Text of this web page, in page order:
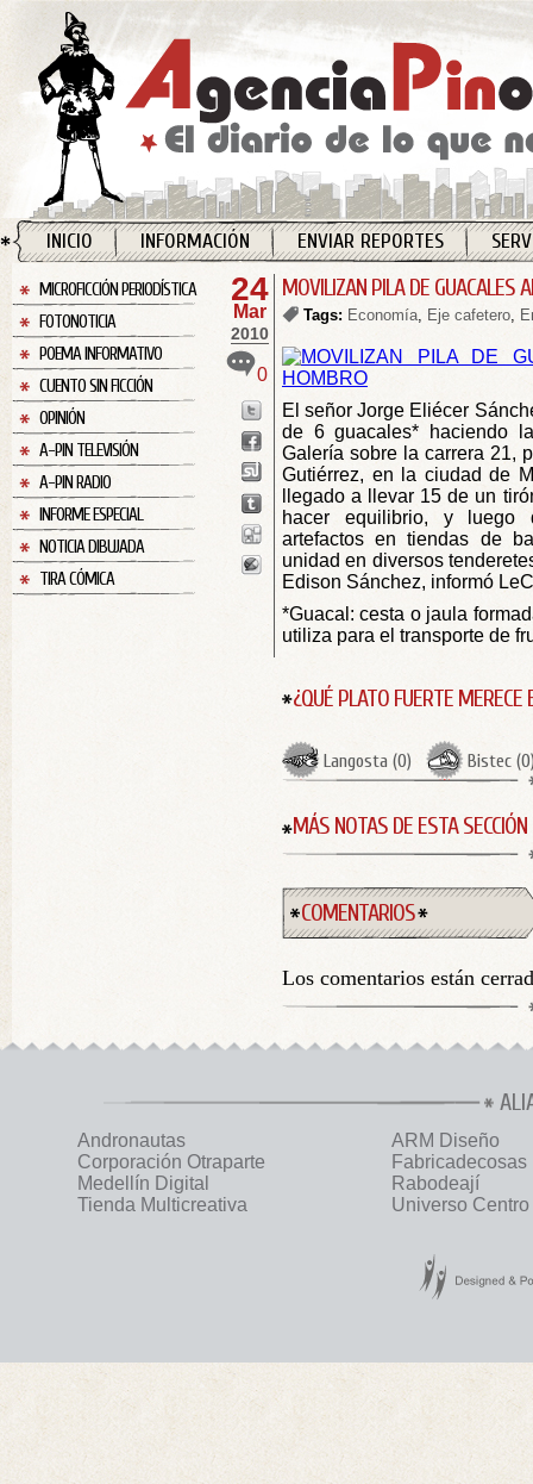
INICIO INFORMACIÓN ENVIAR REPORTES
MICROFICCIÓN PERIODÍSTICA
FOTONOTICIA
POEMA INFORMATIVO
CUENTO SIN FICCIÓN
OPINIÓN
A-PIN TELEVISIÓN
A-PIN RADIO
INFORME ESPECIAL
NOTICIA DIBUJADA
TIRA CÓMICA
24
Mar
2010
0
MOVILIZAN PILA DE GUACALES
Tags: Economía, Eje cafetero,
El señor Jorge Eliécer
de 6 guacales* haciendo
Galería sobre la carrera 21,
Gutiérrez, en la ciudad de
llegado a llevar 15 de un
hacer equilibrio, y luego
artefactos en tiendas de
unidad en diversos
Edison Sánchez, informó
*Guacal: cesta o jaula
utiliza para el transporte de
¿QUÉ PLATO FUERTE MERECE
Langosta (0) Bistec (0
MÁS NOTAS DE ESTA SECCIÓN
COMENTARIOS
Los comentarios están
Andronautas
ARM Diseño
Corporación Otraparte
Fabricadecosas
Medellín Digital
Rabodeají
Tienda Multicreativa
Universo Centro